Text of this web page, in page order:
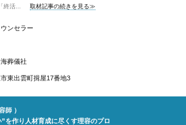
終活...
取材記事の続きを見る≫
ウンセラー
葬儀社
東出雲町揖屋17番地3
師 ）
を作り人材育成に尽くす理容のプロ